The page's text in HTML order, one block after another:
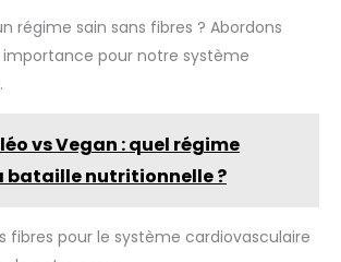
régime sain sans fibres ? Abordons
pour notre système
vs Vegan : quel régime
bataille nutritionnelle ?
fibres pour le système cardiovasculaire